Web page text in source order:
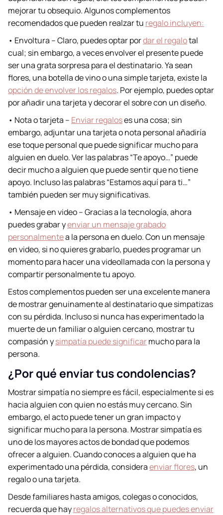
mejorar tu obsequio. Algunos complementos
recomendados que pueden realzar tu regalo incluyen:
• Envoltura – Claro, puedes optar pordar el regalotal
cual; sin embargo, a veces envolver el presente puede
ser una grata sorpresa para el destinatario. Ya sean
flores, una botella de vino o una simple tarjeta, existe la
opción de envolver los regalos. Por ejemplo, puedes optar
por añadir una tarjeta y decorar el sobre con un diseño.
• Nota o tarjeta – Enviar regaloses una cosa; sin
embargo, adjuntar una tarjeta o nota personal añadiría
ese toque personal que puede significar mucho para
alguien en duelo. Ver las palabras “Te apoyo…” puede
decir mucho a alguien que puede sentir que no tiene
apoyo. Incluso las palabras “Estamos aquí para ti…”
también pueden ser muy significativas.
• Mensaje en video – Gracias a la tecnología, ahora
puedes grabar yenviar un mensaje grabado
personalmentea la persona en duelo. Con un mensaje
en video, si no quieres grabarlo, puedes programar un
momento para hacer una videollamada con la persona y
compartir personalmente tu apoyo.
Estos complementos pueden ser una excelente manera
de mostrar genuinamente al destinatario que simpatizas
con su pérdida. Incluso si nunca has experimentado la
muerte de un familiar o alguien cercano, mostrar tu
compasión ysimpatía puede significarmucho para la
persona.
¿Por qué enviar tus condolencias?
Mostrar simpatía no siempre es fácil, especialmente si es
hacia alguien con quien no estás muy cercano. Sin
embargo, el acto puede tener un gran impacto y
significar mucho para la persona. Mostrar simpatía es
uno de los mayores actos de bondad que podemos
ofrecer a alguien. Cuando conoces a alguien que ha
experimentado una pérdida, consideraenviar flores, un
regalo o una tarjeta.
Desde familiares hasta amigos, colegas o conocidos,
recuerda que hayregalos alternativos que puedes enviar